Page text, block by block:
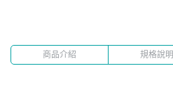
商品介紹 規格說明